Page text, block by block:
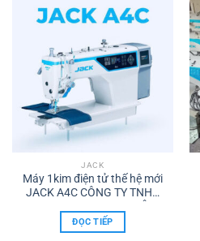
JACK
Máy 1kim điện tử thế hệ mới
JACK A4C CÔNG TY TNHH
TMDV XNK máy may TÂM
HỒNG PHÁT đại lý uỷ quyền
thương hiệu JACK TẠI ĐỒNG
ĐỌC TIẾP